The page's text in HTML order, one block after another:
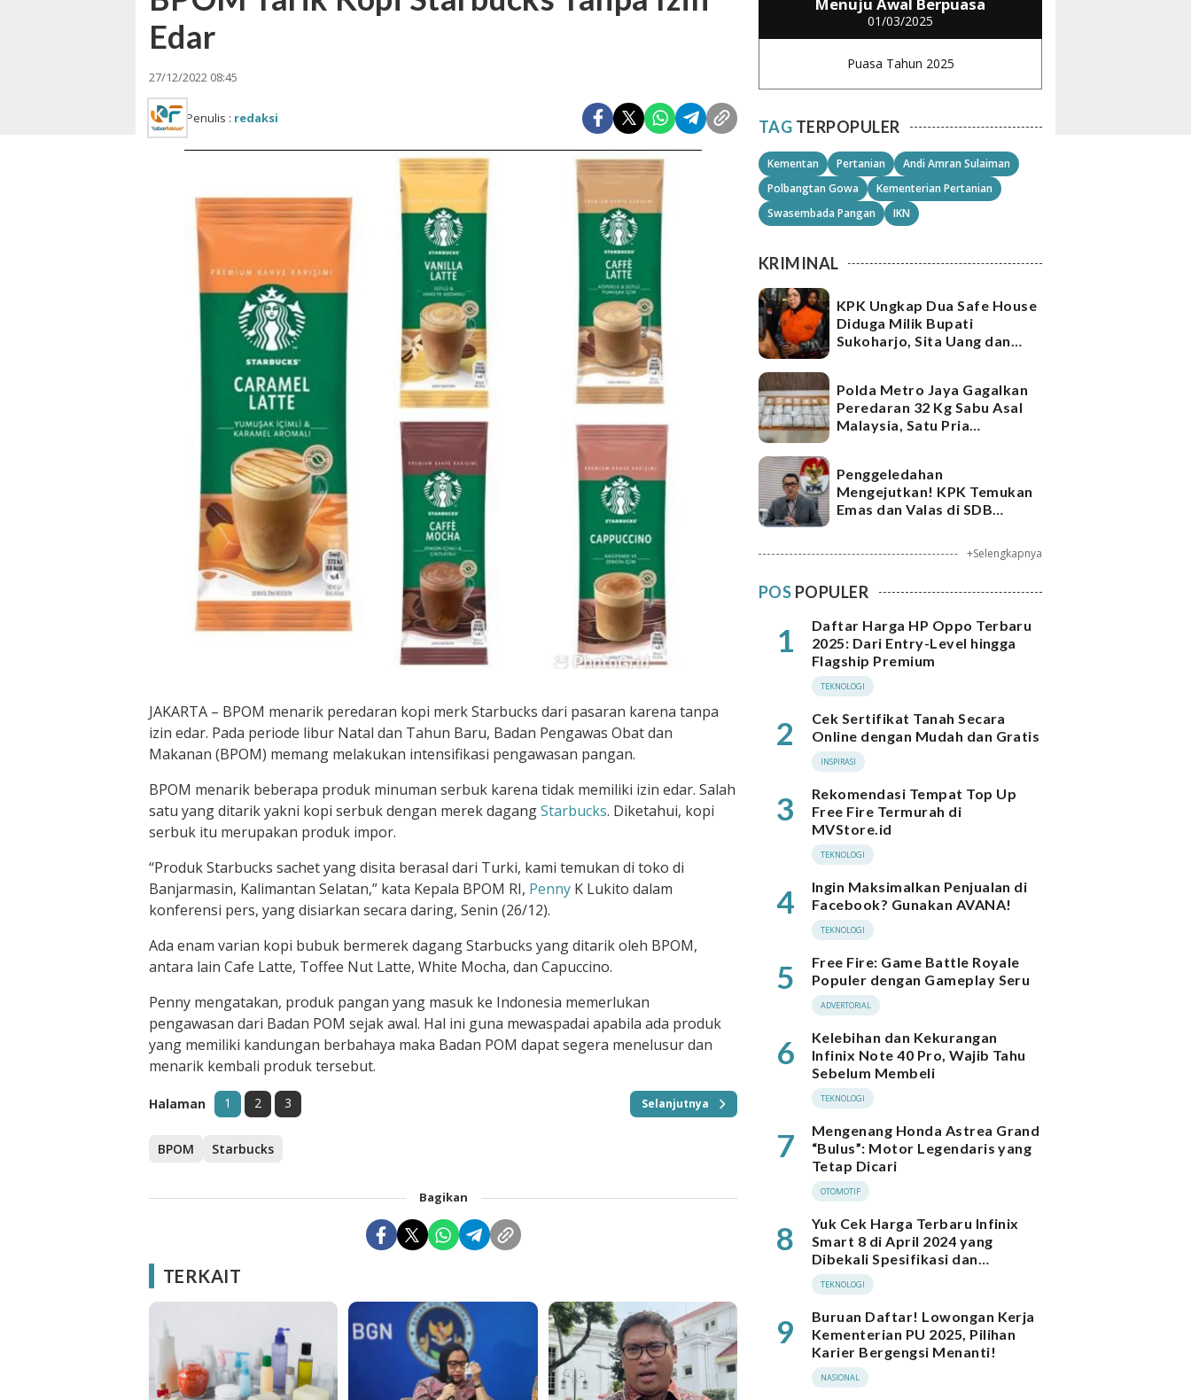
Edar
27/12/2022 08:45
Penulis : redaksi
JAKARTA – BPOM menarik peredaran kopi merk Starbucks dari pasaran karena tanpa
izin edar. Pada periode libur Natal dan Tahun Baru, Badan Pengawas Obat dan
Makanan (BPOM) memang melakukan intensifikasi pengawasan pangan.
BPOM menarik beberapa produk minuman serbuk karena tidak memiliki izin edar. Salah
satu yang ditarik yakni kopi serbuk dengan merek dagangStarbucks. Diketahui, kopi
serbuk itu merupakan produk impor.
“Produk Starbucks sachet yang disita berasal dari Turki, kami temukan di toko di
Banjarmasin, Kalimantan Selatan,” kata Kepala BPOM RI, Penny K Lukito dalam
konferensi pers, yang disiarkan secara daring, Senin (26/12).
Ada enam varian kopi bubuk bermerek dagang Starbucks yang ditarik oleh BPOM,
antara lain Cafe Latte, Toffee Nut Latte, White Mocha, dan Capuccino.
Penny mengatakan, produk pangan yang masuk ke Indonesia memerlukan
pengawasan dari Badan POM sejak awal. Hal ini guna mewaspadai apabila ada produk
yang memiliki kandungan berbahaya maka Badan POM dapat segera menelusur dan
menarik kembali produk tersebut.
Halaman 1 2 3 Selanjutnya
BPOM Starbucks
Bagikan
TERKAIT
Menuju Awal Berpuasa
01/03/2025
Puasa Tahun 2025
TAG TERPOPULER
Kementan Pertanian
Andi Amran Sulaiman
Polbangtan Gowa
Kementerian Pertanian
Swasembada Pangan
IKN
KRIMINAL
KPK Ungkap Dua Safe House
Diduga Milik Bupati
Sukoharjo, Sita Uang dan
Polda Metro Jaya Gagalkan
Peredaran 32 Kg Sabu Asal
Malaysia, Satu Pria
Penggeledahan
Mengejutkan! KPK Temukan
Emas dan Valas di SDB
+Selengkapnya
POS POPULER
1
Daftar Harga HP Oppo Terbaru
2025: Dari Entry-Level hingga
Flagship Premium
TEKNOLOGI
2
Cek Sertifikat Tanah Secara
Online dengan Mudah dan Gratis
INSPIRASI
3
Rekomendasi Tempat Top Up
Free Fire Termurah di
MVStore.id
TEKNOLOGI
4
Ingin Maksimalkan Penjualan di
Facebook? Gunakan AVANA!
TEKNOLOGI
5
Free Fire: Game Battle Royale
Populer dengan Gameplay Seru
ADVERTORIAL
6
Kelebihan dan Kekurangan
Infinix Note 40 Pro, Wajib Tahu
Sebelum Membeli
TEKNOLOGI
7
Mengenang Honda Astrea Grand
“Bulus”: Motor Legendaris yang
Tetap Dicari
OTOMOTIF
8
Yuk Cek Harga Terbaru Infinix
Smart 8 di April 2024 yang
Dibekali Spesifikasi dan
Performa Menarik
TEKNOLOGI
9
Buruan Daftar! Lowongan Kerja
Kementerian PU 2025, Pilihan
Karier Bergengsi Menanti!
NASIONAL